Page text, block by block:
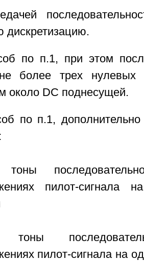
дискретизацию.
по п.1, при этом
более трех нулевых
около DC поднесущей.
по п.1,
тоны
пилот-сигнала
тоны
пилот-сигнала на